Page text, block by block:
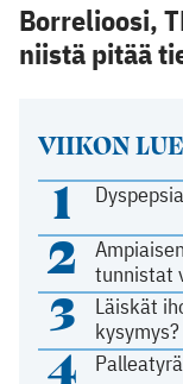
VIIKON
1
2
tunnistat
3
Läiskät
kysymys?
4
Borrelioosi,
niistä pitää